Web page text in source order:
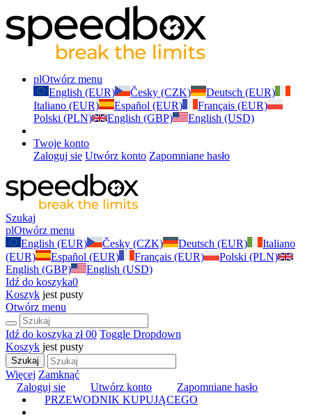
plOtwórz menu
English (EUR)
Česky (CZK)
Deutsch (EUR)
Italiano (EUR)
Español (EUR)
Français (EUR)
Polski (PLN)
English (GBP) English (USD)
Twoje konto
Zaloguj sie Utwórz konto Zapomniane hasło
Szukaj
plOtwórz menu
English (EUR)
Česky (CZK) Deutsch (EUR)
Italiano
(EUR)
Español (EUR) Français (EUR)
Polski (PLN)
English (GBP)
English (USD)
Idź do koszyka0
Koszyk jest pusty
Otwórz menu
Idź do koszyka zł 00 Toggle Dropdown
Koszyk jest pusty
Szukaj
Więcej Zamknąć
Zaloguj sie
Utwórz konto
Zapomniane hasło
PRZEWODNIK KUPUJĄCEGO